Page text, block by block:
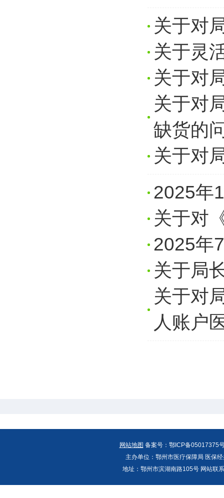
关于对
关于灵
关于对
关于对
缺货的
关于对
2025年
关于对
2025年
关于局
关于对
人账户
网站地图 备案号：鄂ICP备05017375
主办单位：鄂州市医疗保障局 医保
地址：鄂州市滨湖南路105号 网站